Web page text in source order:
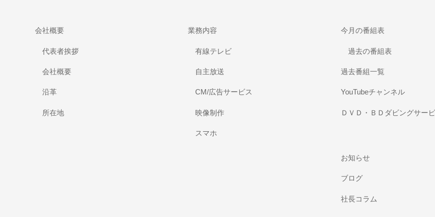
会社概要
代表者挨拶
会社概要
沿革
所在地
業務内容
有線テレビ
自主放送
CM/広告サービス
映像制作
スマホ
今月の番組表
過去の番組表
過去番組一覧
YouTubeチャンネル
ＤＶＤ・ＢＤダビングサー
お知らせ
ブログ
社長コラム